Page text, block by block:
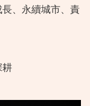
、永續城市、責
耕